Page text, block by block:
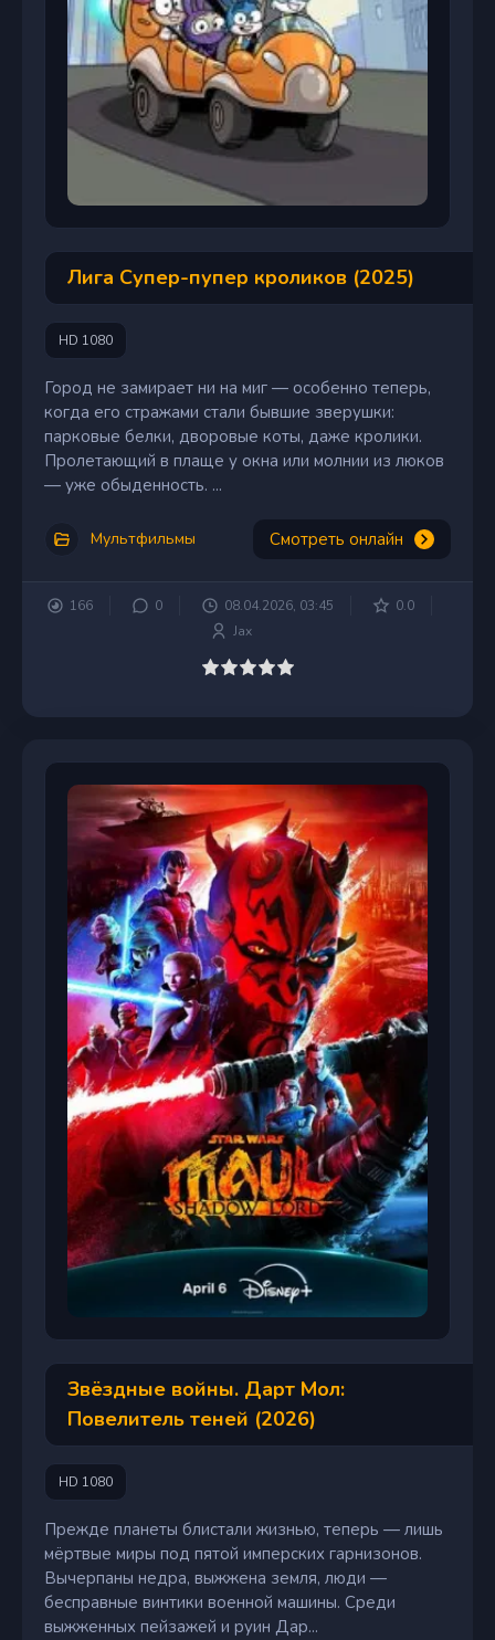
Лига Супер-пупер кроликов (2025)
HD 1080
Город не замирает ни на миг — особенно теперь,
когда его стражами стали бывшие зверушки:
парковые белки, дворовые коты, даже кролики.
Пролетающий в плаще у окна или молнии из люков
— уже обыденность. ...
Мультфильмы Смотреть онлайн
166 0 08.04.2026, 03:45
0.0
Jax
Звёздные войны. Дарт Мол:
Повелитель теней (2026)
HD 1080
Прежде планеты блистали жизнью, теперь — лишь
мёртвые миры под пятой имперских гарнизонов.
Вычерпаны недра, выжжена земля, люди —
бесправные винтики военной машины. Среди
выжженных пейзажей и руин Дар...